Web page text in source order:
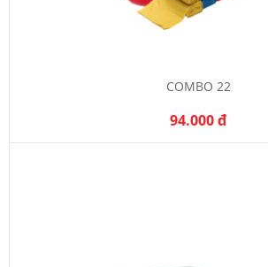
COMBO 22
94.000 đ